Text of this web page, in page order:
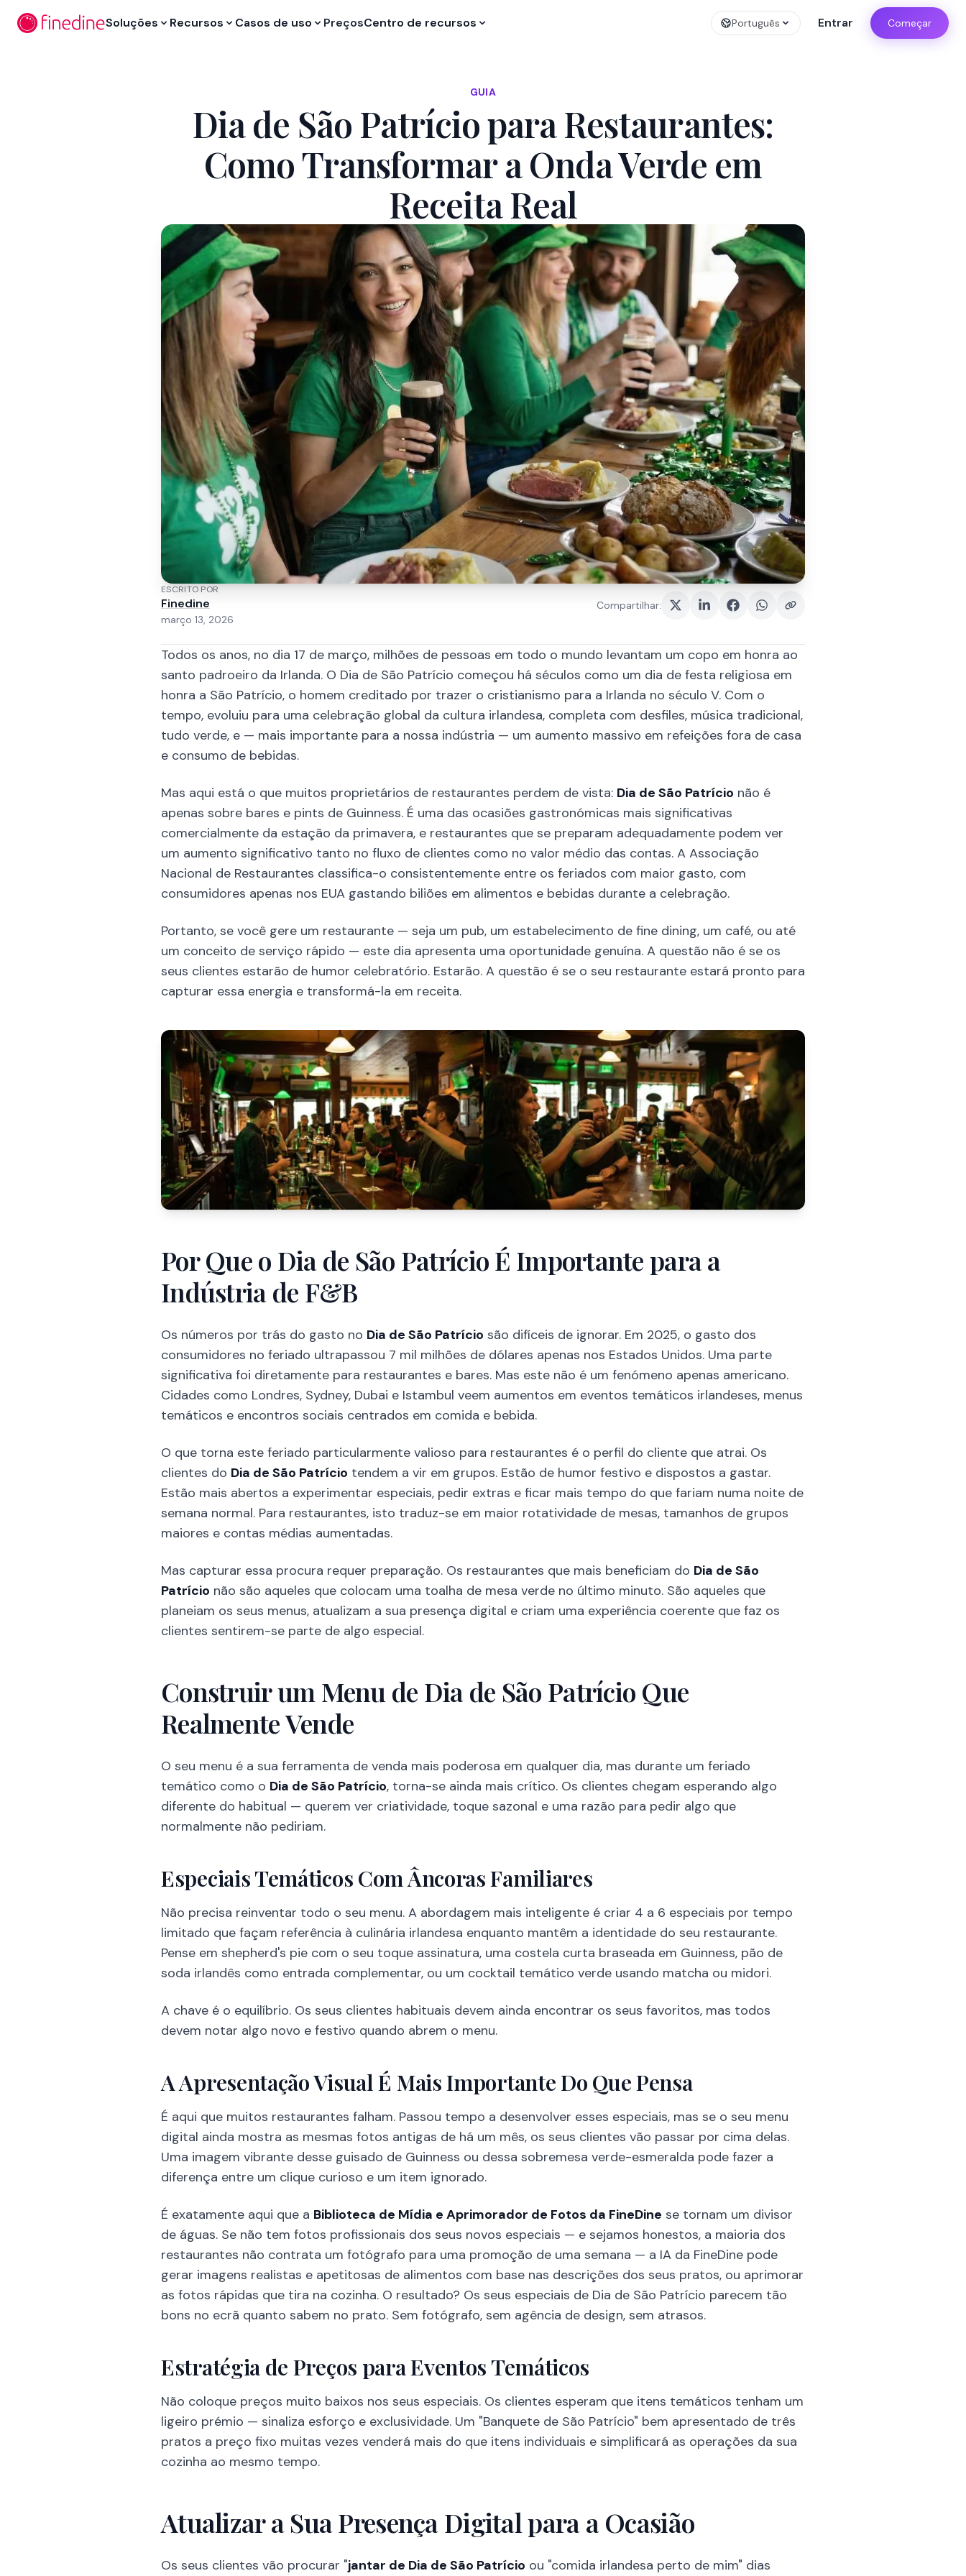
Soluções
Recursos Casos de uso PreçosCentro de recursos Português Entrar Começar
GUIA
Dia de São Patrício para Restaurantes:
Como Transformar a Onda Verde em
Receita Real
ESCRITO POR
Finedine
março 13, 2026
Compartilhar:
Todos os anos, no dia 17 de março, milhões de pessoas em todo o mundo levantam um copo em honra ao
santo padroeiro da Irlanda. O Dia de São Patrício começou há séculos como um dia de festa religiosa em
honra a São Patrício, o homem creditado por trazer o cristianismo para a Irlanda no século V. Com o
tempo, evoluiu para uma celebração global da cultura irlandesa, completa com desfiles, música tradicional,
tudo verde, e — mais importante para a nossa indústria — um aumento massivo em refeições fora de casa
e consumo de bebidas.
Mas aqui está o que muitos proprietários de restaurantes perdem de vista: Dia de São Patrício não é
apenas sobre bares e pints de Guinness. É uma das ocasiões gastronómicas mais significativas
comercialmente da estação da primavera, e restaurantes que se preparam adequadamente podem ver
um aumento significativo tanto no fluxo de clientes como no valor médio das contas. A Associação
Nacional de Restaurantes classifica-o consistentemente entre os feriados com maior gasto, com
consumidores apenas nos EUA gastando biliões em alimentos e bebidas durante a celebração.
Portanto, se você gere um restaurante — seja um pub, um estabelecimento de fine dining, um café, ou até
um conceito de serviço rápido — este dia apresenta uma oportunidade genuína. A questão não é se os
seus clientes estarão de humor celebratório. Estarão. A questão é se o seu restaurante estará pronto para
capturar essa energia e transformá-la em receita.
Por Que o Dia de São Patrício É Importante para a
Indústria de F&B
Os números por trás do gasto no Dia de São Patrício são difíceis de ignorar. Em 2025, o gasto dos
consumidores no feriado ultrapassou 7 mil milhões de dólares apenas nos Estados Unidos. Uma parte
significativa foi diretamente para restaurantes e bares. Mas este não é um fenómeno apenas americano.
Cidades como Londres, Sydney, Dubai e Istambul veem aumentos em eventos temáticos irlandeses, menus
temáticos e encontros sociais centrados em comida e bebida.
O que torna este feriado particularmente valioso para restaurantes é o perfil do cliente que atrai. Os
clientes do Dia de São Patrício tendem a vir em grupos. Estão de humor festivo e dispostos a gastar.
Estão mais abertos a experimentar especiais, pedir extras e ficar mais tempo do que fariam numa noite de
semana normal. Para restaurantes, isto traduz-se em maior rotatividade de mesas, tamanhos de grupos
maiores e contas médias aumentadas.
Mas capturar essa procura requer preparação. Os restaurantes que mais beneficiam do Dia de São
Patrício não são aqueles que colocam uma toalha de mesa verde no último minuto. São aqueles que
planeiam os seus menus, atualizam a sua presença digital e criam uma experiência coerente que faz os
clientes sentirem-se parte de algo especial.
Construir um Menu de Dia de São Patrício Que
Realmente Vende
O seu menu é a sua ferramenta de venda mais poderosa em qualquer dia, mas durante um feriado
temático como o Dia de São Patrício, torna-se ainda mais crítico. Os clientes chegam esperando algo
diferente do habitual — querem ver criatividade, toque sazonal e uma razão para pedir algo que
normalmente não pediriam.
Especiais Temáticos Com Âncoras Familiares
Não precisa reinventar todo o seu menu. A abordagem mais inteligente é criar 4 a 6 especiais por tempo
limitado que façam referência à culinária irlandesa enquanto mantêm a identidade do seu restaurante.
Pense em shepherd's pie com o seu toque assinatura, uma costela curta braseada em Guinness, pão de
soda irlandês como entrada complementar, ou um cocktail temático verde usando matcha ou midori.
A chave é o equilíbrio. Os seus clientes habituais devem ainda encontrar os seus favoritos, mas todos
devem notar algo novo e festivo quando abrem o menu.
A Apresentação Visual É Mais Importante Do Que Pensa
É aqui que muitos restaurantes falham. Passou tempo a desenvolver esses especiais, mas se o seu menu
digital ainda mostra as mesmas fotos antigas de há um mês, os seus clientes vão passar por cima delas.
Uma imagem vibrante desse guisado de Guinness ou dessa sobremesa verde-esmeralda pode fazer a
diferença entre um clique curioso e um item ignorado.
É exatamente aqui que a Biblioteca de Mídia e Aprimorador de Fotos da FineDine se tornam um divisor
de águas. Se não tem fotos profissionais dos seus novos especiais — e sejamos honestos, a maioria dos
restaurantes não contrata um fotógrafo para uma promoção de uma semana — a IA da FineDine pode
gerar imagens realistas e apetitosas de alimentos com base nas descrições dos seus pratos, ou aprimorar
as fotos rápidas que tira na cozinha. O resultado? Os seus especiais de Dia de São Patrício parecem tão
bons no ecrã quanto sabem no prato. Sem fotógrafo, sem agência de design, sem atrasos.
Estratégia de Preços para Eventos Temáticos
Não coloque preços muito baixos nos seus especiais. Os clientes esperam que itens temáticos tenham um
ligeiro prémio — sinaliza esforço e exclusividade. Um "Banquete de São Patrício" bem apresentado de três
pratos a preço fixo muitas vezes venderá mais do que itens individuais e simplificará as operações da sua
cozinha ao mesmo tempo.
Atualizar a Sua Presença Digital para a Ocasião
Os seus clientes vão procurar "jantar de Dia de São Patrício ou "comida irlandesa perto de mim" dias